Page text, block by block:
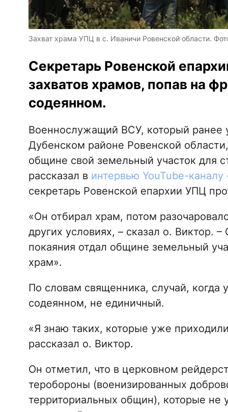
Захват храма УПЦ в с. Иваничи Ровенской области.
Секретарь Ровенской
захватов храмов, попав на
содеянном.
Военнослужащий ВСУ, который ранее
Дубенском районе Ровенской
общине свой земельный участок для
рассказал в интервью YouTube-каналу
секретарь Ровенской епархии УПЦ
«Он отбирал храм, потом
других условиях, – сказал о. Виктор.
покаяния отдал общине земельный
храм».
По словам священника, случай, когда
содеянном, не единичный.
«Я знаю таких, которые уже
рассказал о. Виктор.
Он отметил, что в церковном
теробороны (военизированных
территориальных общин), которые не